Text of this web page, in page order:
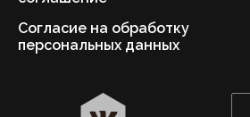
Согласие на обработку
персональных данных